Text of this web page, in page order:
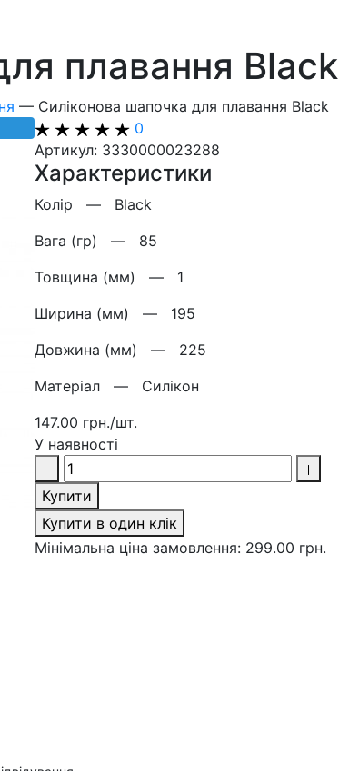
плавання Black
— Силіконова шапочка для плавання Black
0
Артикул: 3330000023288
Характеристики
Колiр — Black
Вага (гр) — 85
Товщина (мм) — 1
Ширина (мм) — 195
Довжина (мм) — 225
Матерiал — Силікон
147.00 грн./шт.
У наявності
Купити
Купити в один клік
Мінімальна ціна замовлення: 299.00 грн.